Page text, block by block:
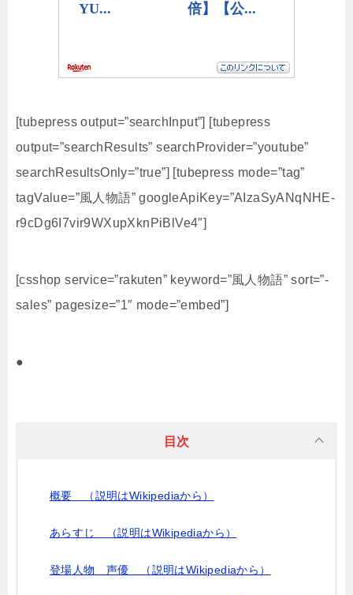
[tubepress output=”searchInput”] [tubepress
output=”searchResults” searchProvider=”youtube”
searchResultsOnly=”true”] [tubepress mode=”tag”
tagValue=”風人物語” googleApiKey=”AIzaSyANqNHE-
r9cDg6I7vir9WXupXknPiBlVe4″]
[csshop service=”rakuten” keyword=”風人物語” sort=”-
sales” pagesize=”1″ mode=”embed”]
●
目次
概要 （説明はWikipediaから）
あらすじ （説明はWikipediaから）
登場人物 声優 （説明はWikipediaから）